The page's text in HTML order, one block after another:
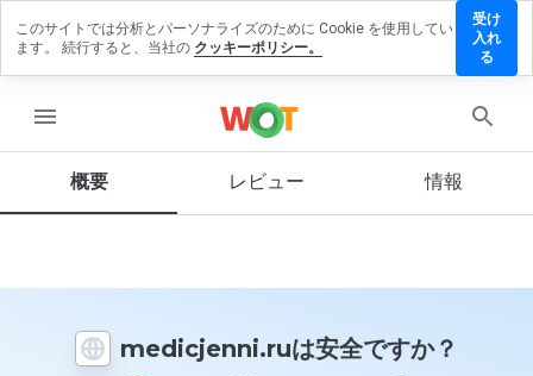
menu
概要 レビュー 情報
medicjenni.ruは安全ですか？
ビュー
す
この
イト
このサイトでは分析とパーソナライズのために Cookie を使用してい
ます。 続行すると、当社の クッキーポリシー。
受け
入れ
る